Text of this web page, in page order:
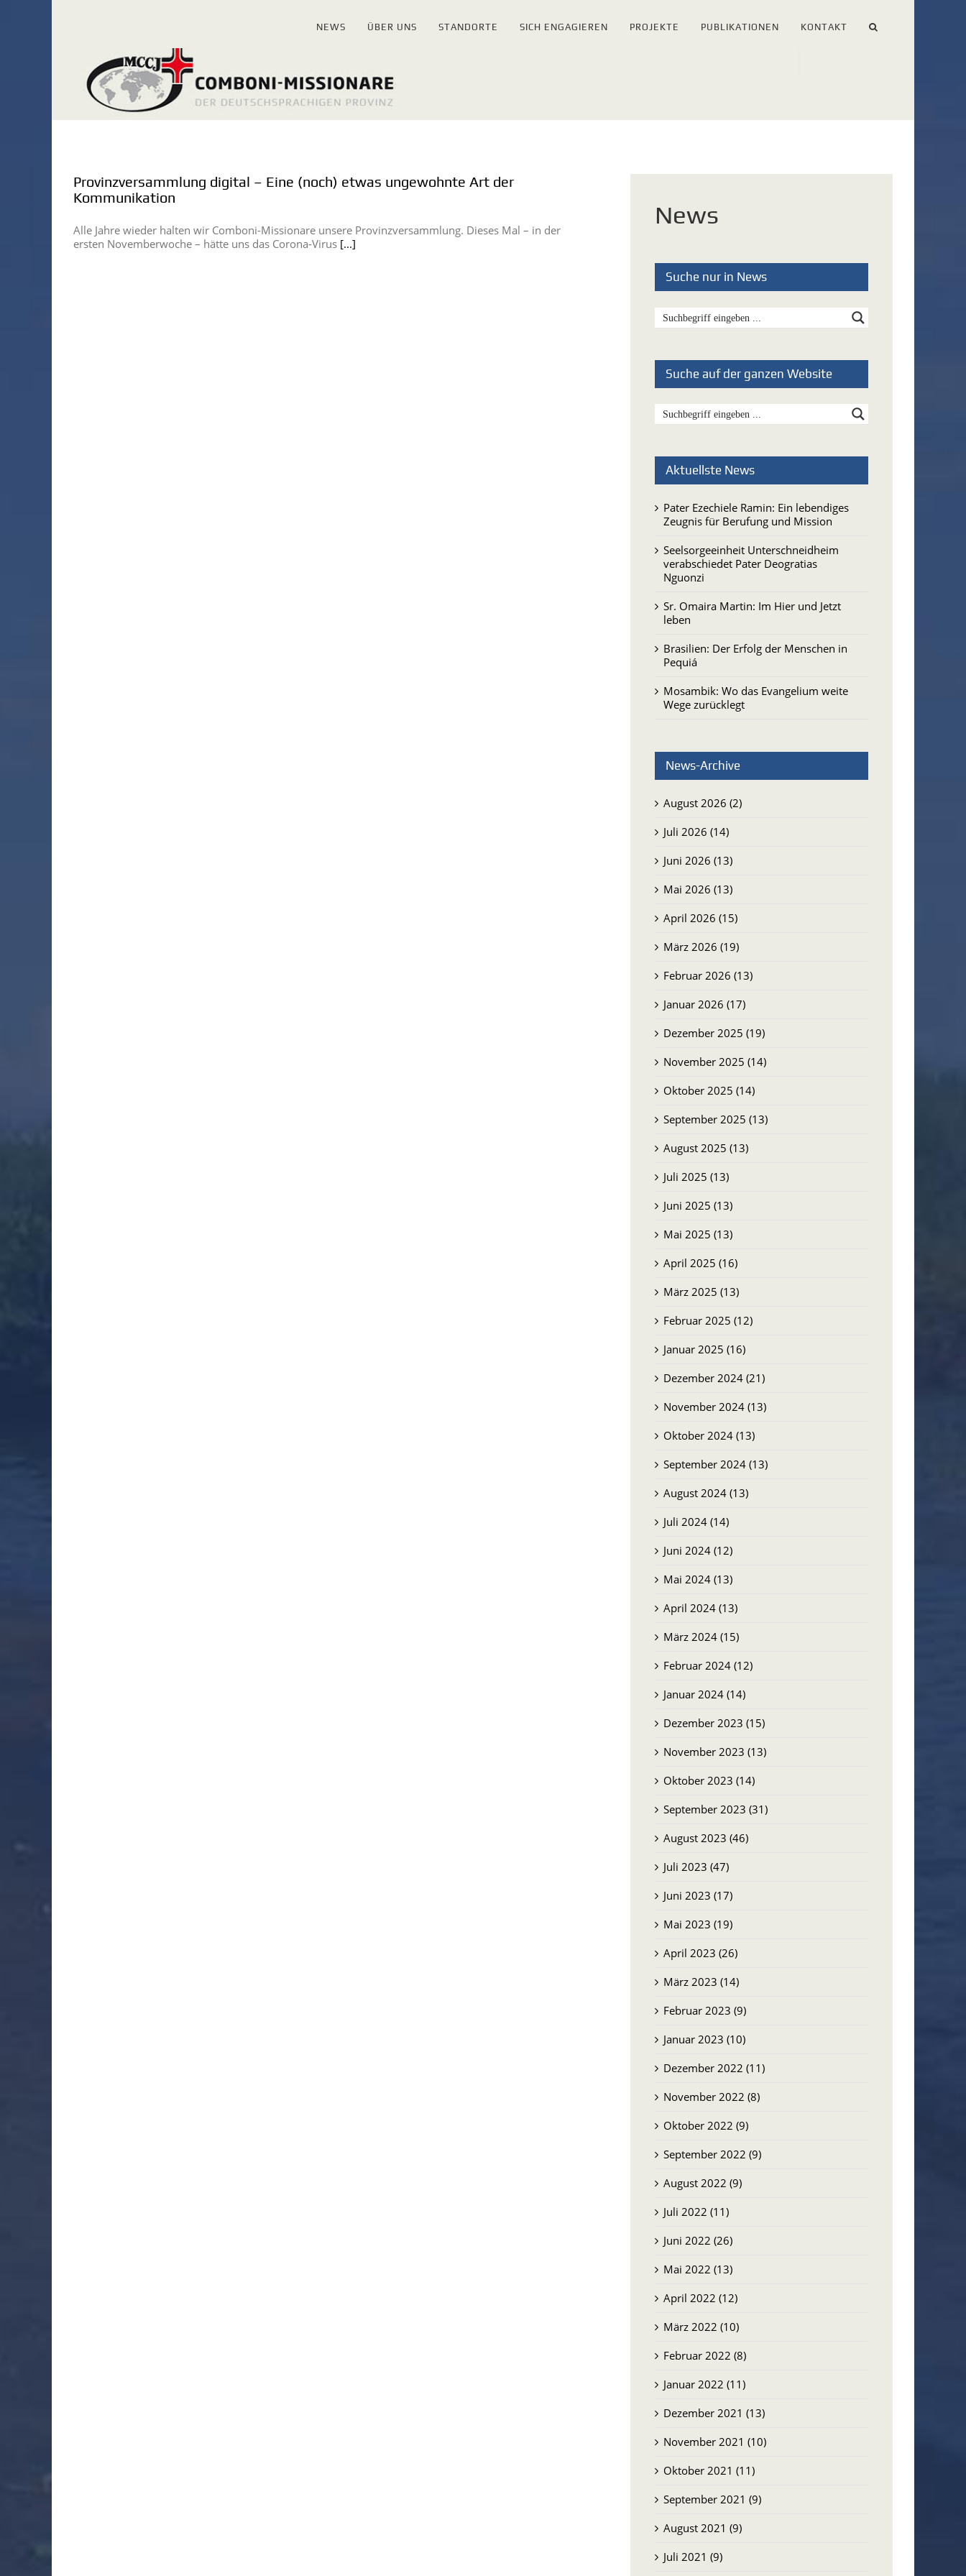
NEWS ÜBER UNS STANDORTE SICH ENGAGIEREN PROJEKTE PUBLIKATIONEN KONTAKT
Provinzversammlung digital – Eine (noch) etwas ungewohnte Art der
Kommunikation
Alle Jahre wieder halten wir Comboni-Missionare unsere Provinzversammlung. Dieses Mal – in der
ersten Novemberwoche – hätte uns das Corona-Virus [...]
News
Suche nur in News
Suche auf der ganzen Website
Aktuellste News
Pater Ezechiele Ramin: Ein lebendiges
Zeugnis für Berufung und Mission
Seelsorgeeinheit Unterschneidheim
verabschiedet Pater Deogratias
Nguonzi
Sr. Omaira Martin: Im Hier und Jetzt
leben
Brasilien: Der Erfolg der Menschen in
Pequiá
Mosambik: Wo das Evangelium weite
Wege zurücklegt
News-Archive
August 2026 (2)
Juli 2026 (14)
Juni 2026 (13)
Mai 2026 (13)
April 2026 (15)
März 2026 (19)
Februar 2026 (13)
Januar 2026 (17)
Dezember 2025 (19)
November 2025 (14)
Oktober 2025 (14)
September 2025 (13)
August 2025 (13)
Juli 2025 (13)
Juni 2025 (13)
Mai 2025 (13)
April 2025 (16)
März 2025 (13)
Februar 2025 (12)
Januar 2025 (16)
Dezember 2024 (21)
November 2024 (13)
Oktober 2024 (13)
September 2024 (13)
August 2024 (13)
Juli 2024 (14)
Juni 2024 (12)
Mai 2024 (13)
April 2024 (13)
März 2024 (15)
Februar 2024 (12)
Januar 2024 (14)
Dezember 2023 (15)
November 2023 (13)
Oktober 2023 (14)
September 2023 (31)
August 2023 (46)
Juli 2023 (47)
Juni 2023 (17)
Mai 2023 (19)
April 2023 (26)
März 2023 (14)
Februar 2023 (9)
Januar 2023 (10)
Dezember 2022 (11)
November 2022 (8)
Oktober 2022 (9)
September 2022 (9)
August 2022 (9)
Juli 2022 (11)
Juni 2022 (26)
Mai 2022 (13)
April 2022 (12)
März 2022 (10)
Februar 2022 (8)
Januar 2022 (11)
Dezember 2021 (13)
November 2021 (10)
Oktober 2021 (11)
September 2021 (9)
August 2021 (9)
Juli 2021 (9)